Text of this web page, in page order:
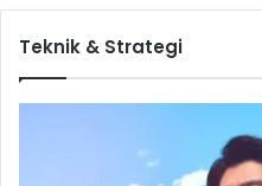
Teknik & Strategi